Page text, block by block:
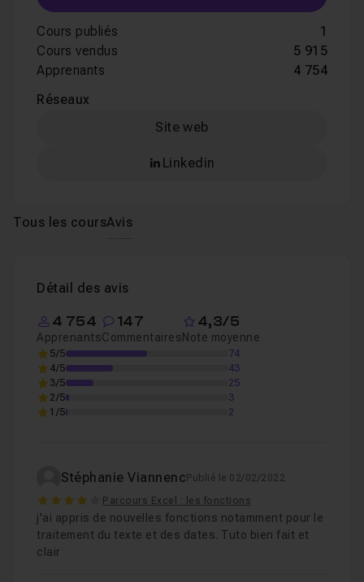
Cours publiés
1
Cours vendus
5 915
Apprenants
4 754
Réseaux
Site web
Linkedin
Tous les coursAvis
Détail des avis
4 754
Apprenants
147
Commentaires
4,3/5
Note moyenne
5/5
74
4/5
43
3/5
25
2/5
3
1/5
2
Stéphanie Viannenc Publié le 02/02/2022
4 Parcours Excel : les fonctions
j'ai appris de nouvelles fonctions notamment pour le
traitement du texte et des dates. Tuto bien fait et
clair